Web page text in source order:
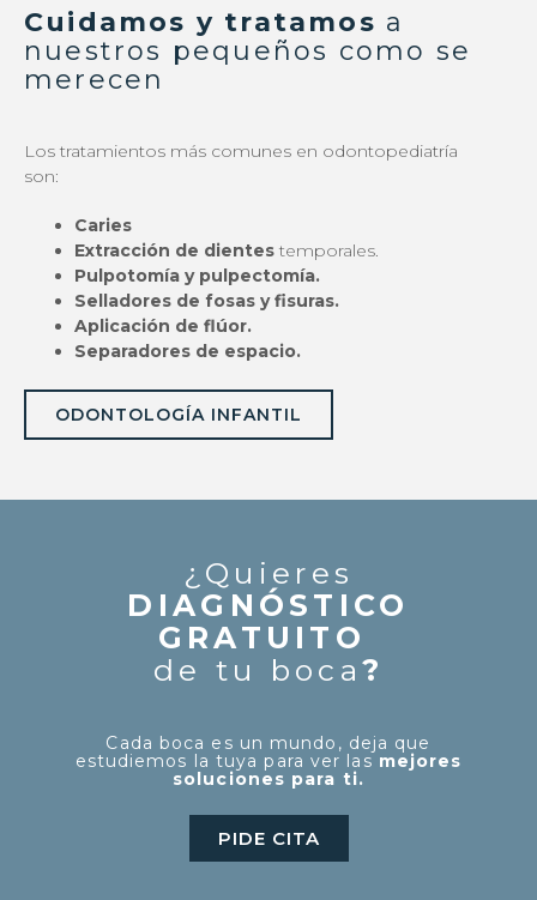
Cuidamos y tratamos a
nuestros pequeños como se
merecen
Los tratamientos más comunes en odontopediatría
son:
Caries
Extracción de dientes temporales.
Pulpotomía y pulpectomía.
Selladores de fosas y fisuras.
Aplicación de flúor.
Separadores de espacio.
ODONTOLOGÍA INFANTIL
¿Quieres
DIAGNÓSTICO
GRATUITO
de tu boca ?
Cada boca es un mundo, deja que
estudiemos la tuya para ver las mejores
soluciones para ti.
PIDE CITA